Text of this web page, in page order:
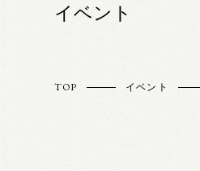
イベント
TOP イベント